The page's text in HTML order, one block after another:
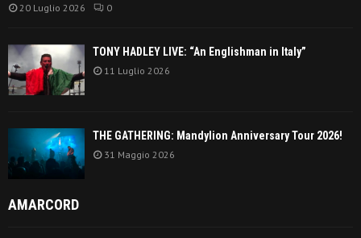
20 Luglio 2026 0
TONY HADLEY LIVE: “An Englishman in Italy”
11 Luglio 2026
THE GATHERING: Mandylion Anniversary Tour 2026!
31 Maggio 2026
AMARCORD